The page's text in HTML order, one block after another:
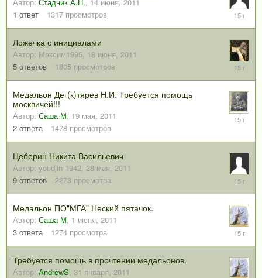
1 ответ 1317 просмотров
2011
Ложечка с инициалами
Автор: Максим1995, 18 июня, 2011
5 ответов 1805 просмотров
18
2011
Медальон Дег(к)тярев Н.И. Требуется помощь
москвичей!!!
Автор: Саша М, 19 мая, 2011
2 ответа 1478 просмотров
Цеберин Никита Васильевич
Автор: youdjin 1942, 28 мая, 2011
9 ответов 2273 просмотра
2011
Медальон ПО"МГА" Неский пятачок.
Автор: Саша М, 1 июня, 2011
3 ответа 1274 просмотра
2011
Требуется помощь в прочтении медальонов.
Автор: AndrewS, 31 января, 2011